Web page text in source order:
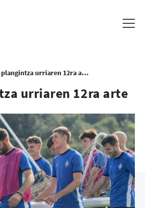
Lan plangintza urriaren 12ra arte
urriaren 12ra arte